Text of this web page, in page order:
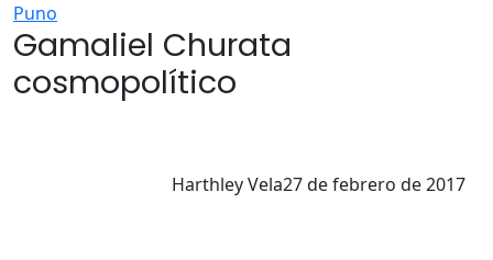
Puno
Gamaliel Churata
cosmopolítico
Harthley Vela27 de febrero de 2017